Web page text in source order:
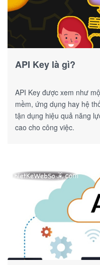
API Key là gì?
API Key được xem như
mềm, ứng dụng hay hệ
tận dụng hiệu quả năng
cao cho công việc.